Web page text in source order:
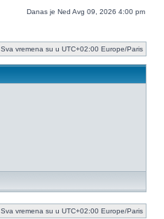
Danas je Ned Avg 09, 2026 4:00 pm
Sva vremena su u UTC+02:00 Europe/Paris
Sva vremena su u UTC+02:00 Europe/Paris